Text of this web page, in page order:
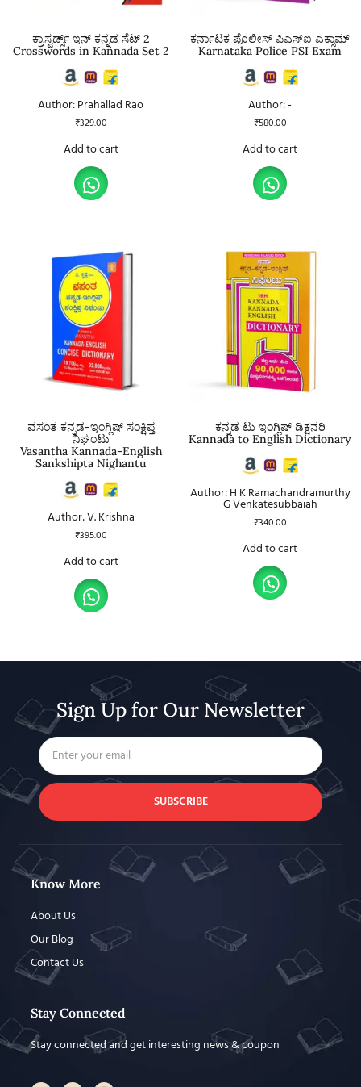
ಕ್ರಾಸ್ವರ್ಡ್ಸ್ ಇನ್ ಕನ್ನಡ ಸೆಟ್ 2
Crosswords in Kannada Set 2
Author: Prahallad Rao
₹329.00
Add to cart
ಕರ್ನಾಟಕ ಪೊಲೀಸ್ ಪಿಎಸ್ಐ ಎಕ್ಸಾಮ್
Karnataka Police PSI Exam
Author: -
₹580.00
Add to cart
ವಸಂತ ಕನ್ನಡ-ಇಂಗ್ಲಿಷ್ ಸಂಕ್ಷಿಪ್ತ
ನಿಘಂಟು
Vasantha Kannada-English
Sankshipta Nighantu
Author: V. Krishna
₹395.00
Add to cart
ಕನ್ನಡ ಟು ಇಂಗ್ಲಿಷ್ ಡಿಕ್ಷನರಿ
Kannada to English Dictionary
Author: H K Ramachandramurthy
G Venkatesubbaiah
₹340.00
Add to cart
Sign Up for Our Newsletter
SUBSCRIBE
Know More
About Us
Our Blog
Contact Us
Stay Connected
Stay connected and get interesting news & coupon